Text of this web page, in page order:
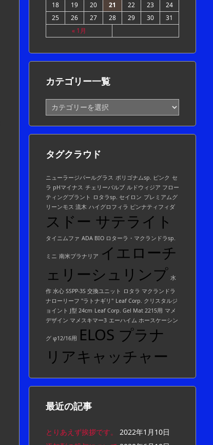
18
19 20 21 22 23
24
25
26 27 28 29 30
31
« 1月
カテゴリー一覧
カ
テ
ゴ
リ
一
タグクラウド
ニューラージパールグラス ポリゴナムsp. ピンク セ
ラ pHマイナス チェリーバルブ ルドウィジア フロー
ティングプラント
ロタラsp. セイロン プレミアムグ
リーンモス 流木 ハイグロフィラ ピンナティフィダ
スドー サテライト
タイニムファ ADA BIO ロターラ・マクランドラsp.
ミニ 南米プラナリア イエローチ
ェリーシュリンプ 水
作 水心 SSPP-3S 交換ユニット
ロタラ マクランドラ
ナローリーフ "ラトナギリ" Leaf Corp. クリスタルジ
ョイント J型 24cm Leaf Corp. Gel Mat 2215用 マメ
デザイン マメスキマー3 エーハイム ホースケーシン
グ φ12/16用 ELOS プラナ
リアキャッチャー
最近の記事
とりあえず挨拶です。
2022年1月10日